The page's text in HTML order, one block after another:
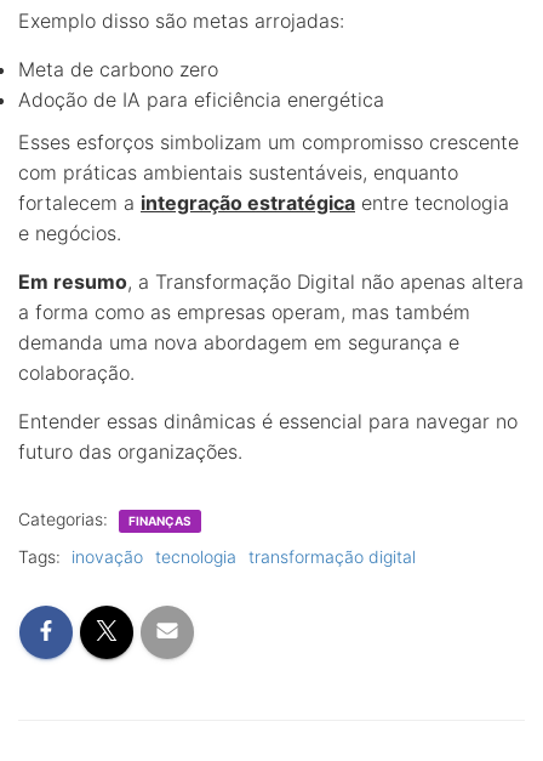
Exemplo disso são metas arrojadas:
Meta de carbono zero
Adoção de IA para eficiência energética
Esses esforços simbolizam um compromisso crescente
com práticas ambientais sustentáveis, enquanto
fortalecem a integração estratégica entre tecnologia
e negócios.
Em resumo, a Transformação Digital não apenas altera
a forma como as empresas operam, mas também
demanda uma nova abordagem em segurança e
colaboração.
Entender essas dinâmicas é essencial para navegar no
futuro das organizações.
Categorias: FINANÇAS
Tags: inovação tecnologia transformação digital